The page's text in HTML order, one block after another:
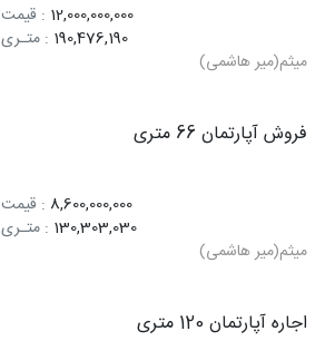
12,000,000,000 : قیمت
190,476,190 : متـری
میثم(میر هاشمی)
فروش آپارتمان 66 متری
8,600,000,000 : قیمت
130,303,030 : متـری
میثم(میر هاشمی)
اجاره آپارتمان 120 متری